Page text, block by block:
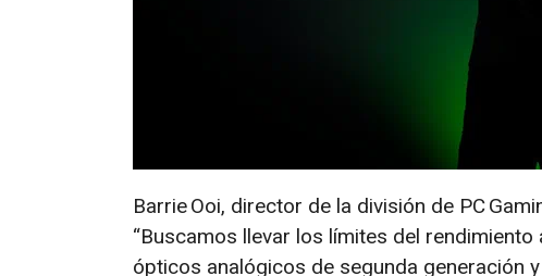
Barrie Ooi, director de la división de PC
“Buscamos llevar los límites del
ópticos analógicos de segunda generación